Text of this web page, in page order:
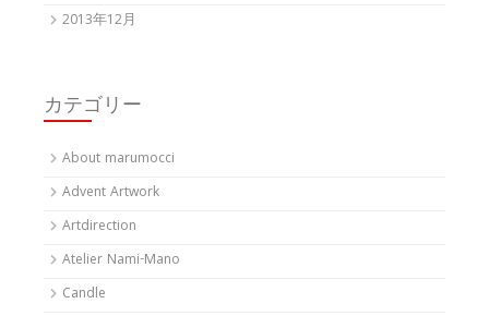
2013年12月
カテゴリー
About marumocci
Advent Artwork
Artdirection
Atelier Nami-Mano
Candle